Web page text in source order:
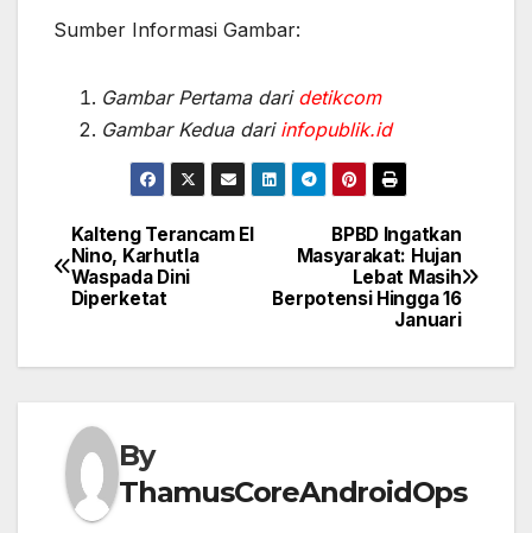
Sumber Informasi Gambar:
Gambar Pertama dari detikcom
Gambar Kedua dari infopublik.id
Post
navigation
BPBD Ingatkan
Masyarakat: Hujan
Lebat Masih
Berpotensi Hingga 16
Januari
Kalteng Terancam El
Nino, Karhutla
Waspada Dini
Diperketat
By
ThamusCoreAndroidOps